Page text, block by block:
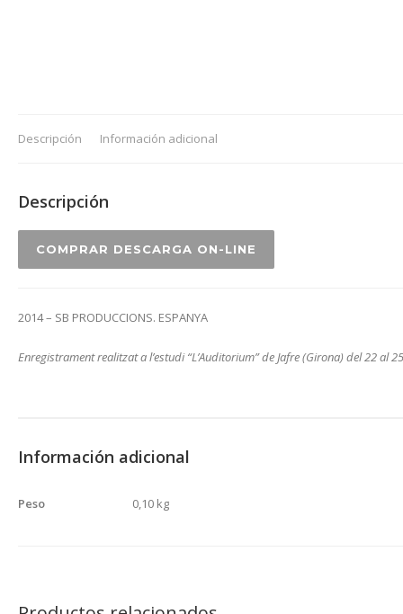
Descripción Información adicional
Descripción
COMPRAR DESCARGA ON-LINE
2014 – SB PRODUCCIONS. ESPANYA
Enregistrament realitzat a l’estudi “L’Auditorium” de Jafre (Girona) del 22 al
Información adicional
Peso 0,10 kg